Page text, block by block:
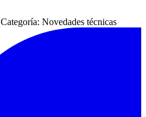
Categoría: Novedades técnicas